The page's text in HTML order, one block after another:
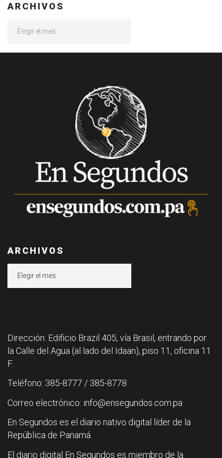
ARCHIVOS
ARCHIVOS
Dirección: Edificio Brazil 405, vía Brasil, entrando por
la Calle del Agua (al lado del Idaan), piso 11, oficina 11
F.
Teléfono: 385-8777 / 385-8778
Correo electrónico: info@ensegundos.com.pa
En Segundos es el diario nativo digital líder de la
República de Panamá.
El diario digital En Segundos es miembro de la